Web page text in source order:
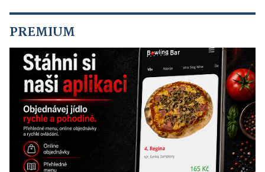
PREMIUM